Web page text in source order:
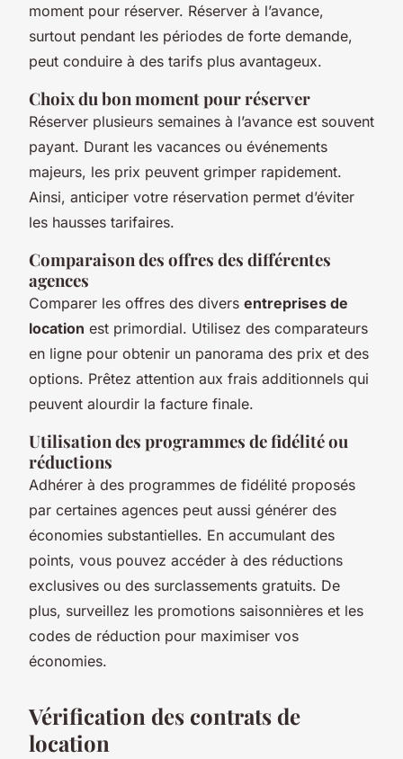
moment pour réserver. Réserver à l’avance,
surtout pendant les périodes de forte demande,
peut conduire à des tarifs plus avantageux.
Choix du bon moment pour réserver
Réserver plusieurs semaines à l’avance est souvent
payant. Durant les vacances ou événements
majeurs, les prix peuvent grimper rapidement.
Ainsi, anticiper votre réservation permet d’éviter
les hausses tarifaires.
Comparaison des offres des différentes
agences
Comparer les offres des divers entreprises de
location est primordial. Utilisez des comparateurs
en ligne pour obtenir un panorama des prix et des
options. Prêtez attention aux frais additionnels qui
peuvent alourdir la facture finale.
Utilisation des programmes de fidélité ou
réductions
Adhérer à des programmes de fidélité proposés
par certaines agences peut aussi générer des
économies substantielles. En accumulant des
points, vous pouvez accéder à des réductions
exclusives ou des surclassements gratuits. De
plus, surveillez les promotions saisonnières et les
codes de réduction pour maximiser vos
économies.
Vérification des contrats de
location